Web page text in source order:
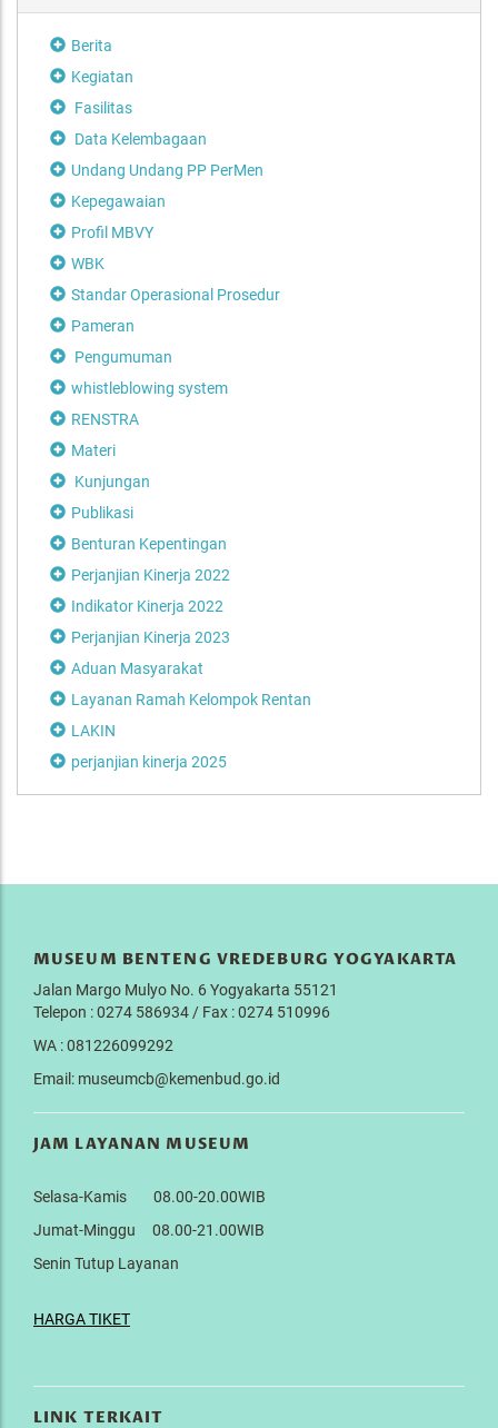
Berita
Kegiatan
Fasilitas
Data Kelembagaan
Undang Undang PP PerMen
Kepegawaian
Profil MBVY
WBK
Standar Operasional Prosedur
Pameran
Pengumuman
whistleblowing system
RENSTRA
Materi
Kunjungan
Publikasi
Benturan Kepentingan
Perjanjian Kinerja 2022
Indikator Kinerja 2022
Perjanjian Kinerja 2023
Aduan Masyarakat
Layanan Ramah Kelompok Rentan
LAKIN
perjanjian kinerja 2025
MUSEUM BENTENG VREDEBURG YOGYAKARTA
Jalan Margo Mulyo No. 6 Yogyakarta 55121
Telepon : 0274 586934 / Fax : 0274 510996
WA : 081226099292
Email: museumcb@kemenbud.go.id
JAM LAYANAN MUSEUM
Selasa-Kamis 08.00-20.00WIB
Jumat-Minggu 08.00-21.00WIB
Senin Tutup Layanan
HARGA TIKET
LINK TERKAIT